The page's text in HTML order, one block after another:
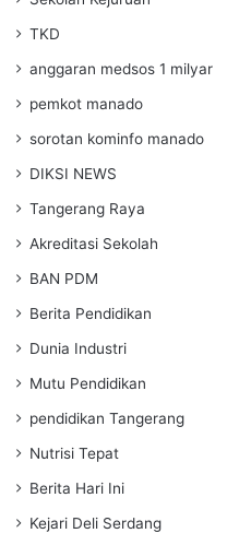
TKD
anggaran medsos 1 milyar
pemkot manado
sorotan kominfo manado
DIKSI NEWS
Tangerang Raya
Akreditasi Sekolah
BAN PDM
Berita Pendidikan
Dunia Industri
Mutu Pendidikan
pendidikan Tangerang
Nutrisi Tepat
Berita Hari Ini
Kejari Deli Serdang